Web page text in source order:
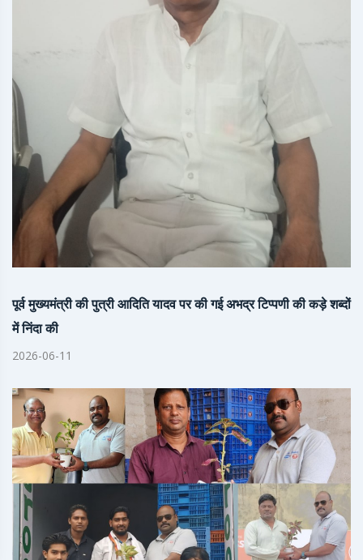
पूर्व मुख्यमंत्री की पुत्री आदिति यादव पर की गई अभद्र टिप्पणी की कड़े शब्दों
में निंदा की
2026-06-11